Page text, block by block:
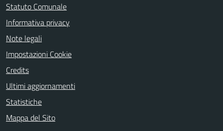
Statuto Comunale
Informativa privacy
Note legali
Impostazioni Cookie
Credits
Ultimi aggiornamenti
Statistiche
Mappa del Sito